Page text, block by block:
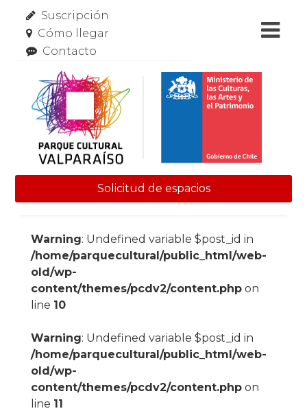
Suscripción
Cómo llegar
Contacto
Solicitud de espacios
Warning: Undefined variable $post_id in
/home/parquecultural/public_html/web-
old/wp-
content/themes/pcdv2/content.phpon
line 10
Warning: Undefined variable $post_id in
/home/parquecultural/public_html/web-
old/wp-
content/themes/pcdv2/content.phpon
line 11